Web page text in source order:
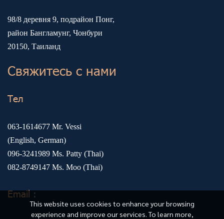
This website uses cookies to enhance your browsing
experience and improve our services. To learn more,
98/8 деревня 9, подрайон Понг,
район Бангламунг, Чонбури
20150, Таиланд
Свяжитесь с нами
Тел
063-1614677 Mr. Vessi
(English, German)
096-3241989 Ms. Patty (Thai)
082-8749147 Ms. Moo (Thai)
Email :